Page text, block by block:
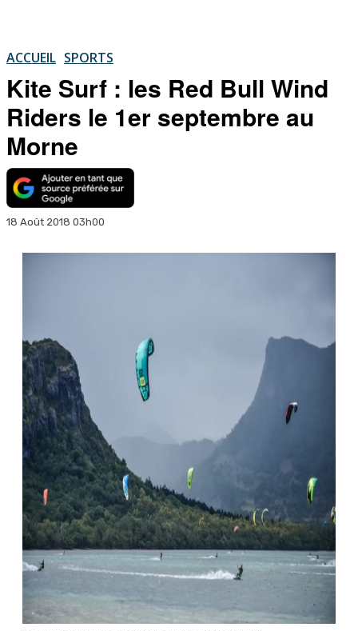
ACCUEIL SPORTS
Kite Surf : les Red Bull Wind
Riders le 1er septembre au
Morne
18 Août 2018 03h00